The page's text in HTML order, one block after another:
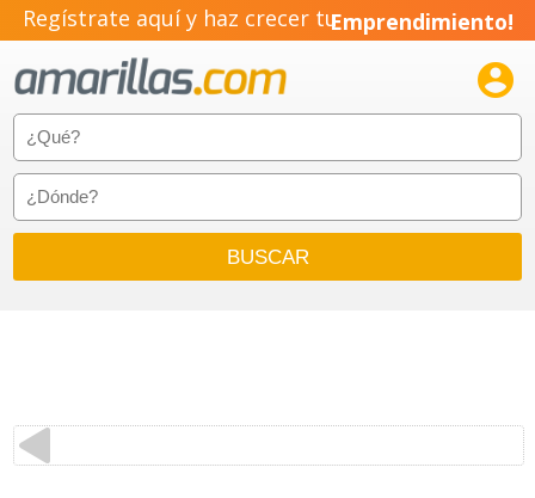
Regístrate aquí y haz crecer tuEmprendimiento!
